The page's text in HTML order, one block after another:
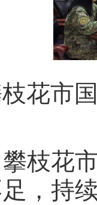
枝花市
花市
，持